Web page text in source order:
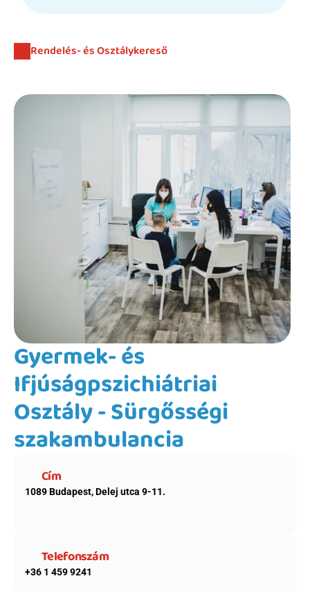
Szülőknek
HEIM Akadémia
Rendelés- és Osztálykereső
Gyermek- és
Ifjúságpszichiátriai
Osztály - Sürgősségi
szakambulancia
Cím
1089 Budapest, Delej utca 9-11.
Telefonszám
+36 1 459 9241